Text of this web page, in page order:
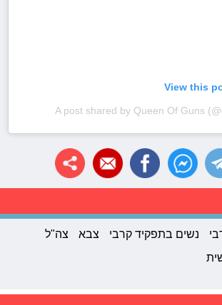
View this
A post shared by Queen Of Guns
נשים בתפקיד קרבי צבא
צה"ל